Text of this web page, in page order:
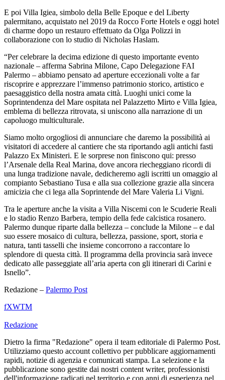
E poi Villa Igiea, simbolo della Belle Epoque e del Liberty
palermitano, acquistato nel 2019 da Rocco Forte Hotels e oggi hotel
di charme dopo un restauro effettuato da Olga Polizzi in
collaborazione con lo studio di Nicholas Haslam.
“Per celebrare la decima edizione di questo importante evento
nazionale – afferma Sabrina Milone, Capo Delegazione FAI
Palermo – abbiamo pensato ad aperture eccezionali volte a far
riscoprire e apprezzare l’immenso patrimonio storico, artistico e
paesaggistico della nostra amata città. Luoghi unici come la
Soprintendenza del Mare ospitata nel Palazzetto Mirto e Villa Igiea,
emblema di bellezza ritrovata, si uniscono alla narrazione di un
capoluogo multiculturale.
Siamo molto orgogliosi di annunciare che daremo la possibilità ai
visitatori di accedere al cantiere che sta riportando agli antichi fasti
Palazzo Ex Ministeri. E le sorprese non finiscono qui: presso
l’Arsenale della Real Marina, dove ancora riecheggiano ricordi di
una lunga tradizione navale, dedicheremo agli iscritti un omaggio al
compianto Sebastiano Tusa e alla sua collezione grazie alla sincera
amicizia che ci lega alla Soprintende del Mare Valeria Li Vigni.
Tra le aperture anche la visita a Villa Niscemi con le Scuderie Reali
e lo stadio Renzo Barbera, tempio della fede calcistica rosanero.
Palermo dunque riparte dalla bellezza – conclude la Milone – e dal
suo essere mosaico di cultura, bellezza, passione, sport, storia e
natura, tanti tasselli che insieme concorrono a raccontare lo
splendore di questa città. Il programma della provincia sarà invece
dedicato alle passeggiate all’aria aperta con gli itinerari di Carini e
Isnello”.
Redazione – Palermo Post
fXWTM
Redazione
Dietro la firma "Redazione" opera il team editoriale di Palermo Post.
Utilizziamo questo account collettivo per pubblicare aggiornamenti
rapidi, notizie di agenzia e comunicati stampa. La selezione e la
pubblicazione sono gestite dai nostri content writer, professionisti
dell'informazione radicati nel territorio e con anni di esperienza nel